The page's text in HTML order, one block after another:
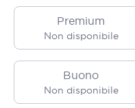
Premium
Non disponibile
Buono
Non disponibile